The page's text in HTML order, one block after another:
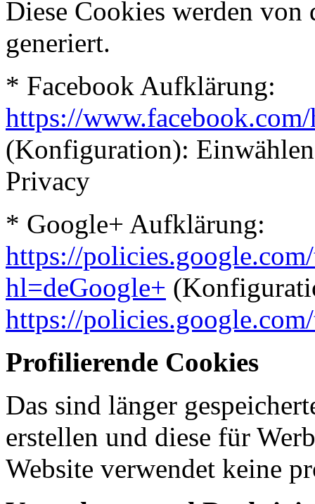
Diese Cookies werden von
generiert.
* Facebook Aufklärung:
https://
(Konfiguration):
Privacy
* Google+ Aufklärung:
https://
hl=deGoogle+
https://
Profilierende Cookies
Das sind länger
erstellen und diese für
Website verwendet keine